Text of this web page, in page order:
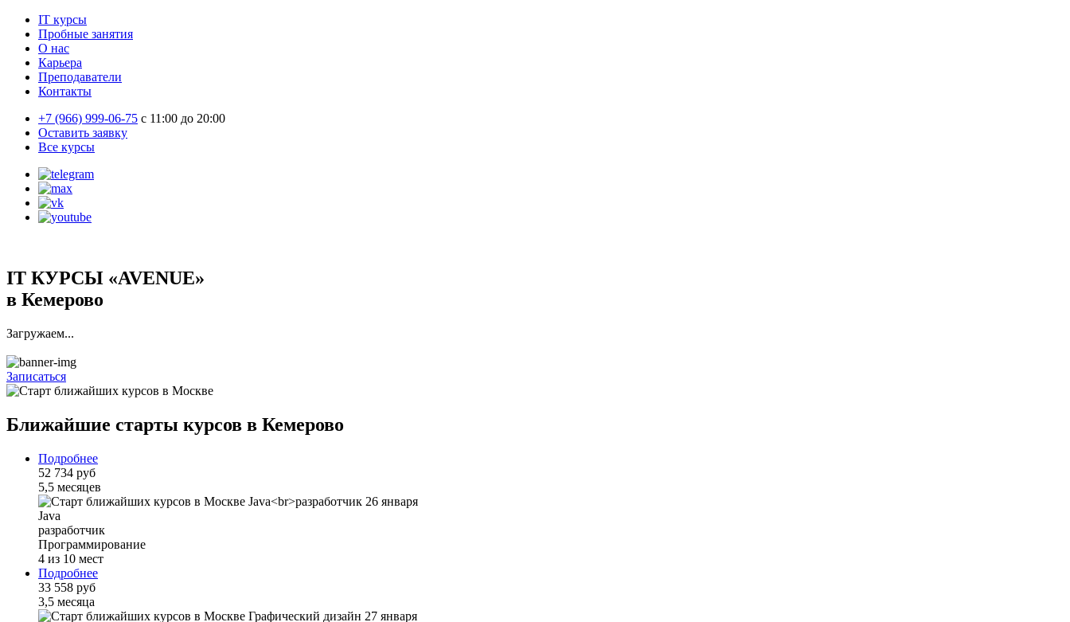
IT курсы
Пробные занятия
О нас
Карьера
Преподаватели
Контакты
+7 (966) 999-06-75 c 11:00 до 20:00
Оставить заявку
Все курсы
IT КУРСЫ «AVENUE»
в Кемерово
Загружаем...
Записаться
Ближайшие старты курсов в Кемерово
Подробнее
52 734 руб
5,5 месяцев
Java
разработчик
Программирование
4 из 10 мест
Подробнее
33 558 руб
3,5 месяца